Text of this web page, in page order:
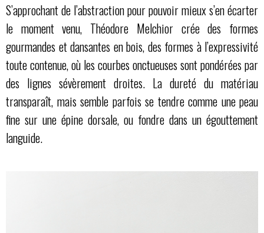
S’approchant de l’abstraction pour pouvoir mieux s’en écarter
le moment venu, Théodore Melchior crée des formes
gourmandes et dansantes en bois, des formes à l’expressivité
toute contenue, où les courbes onctueuses sont pondérées par
des lignes sévèrement droites. La dureté du matériau
transparaît, mais semble parfois se tendre comme une peau
fine sur une épine dorsale, ou fondre dans un égouttement
languide.